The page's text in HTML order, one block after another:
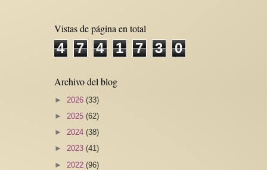
Vistas de página en total
4 7 4 1 7 3 0
Archivo del blog
► 2026 (33)
► 2025 (62)
► 2024 (38)
► 2023 (41)
► 2022 (96)